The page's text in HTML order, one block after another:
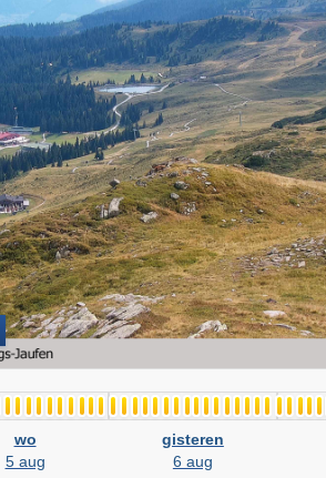
wo
5 aug
gisteren
6 aug